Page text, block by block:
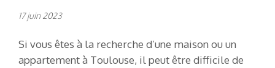
17 juin 2023
Si vous êtes à la recherche d’une maison ou un
appartement à Toulouse, il peut être difficile de